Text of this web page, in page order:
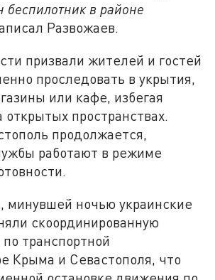
беспилотник в районе
Развожаев.
призвали жителей и гостей
проследовать в укрытия,
или кафе, избегая
пространствах.
продолжается,
работают в режиме
минувшей ночью украинские
скоординированную
транспортной
Крыма и Севастополя, что